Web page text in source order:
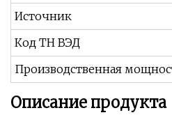
Источник
Код ТН ВЭД
Производственная
Описание продукта